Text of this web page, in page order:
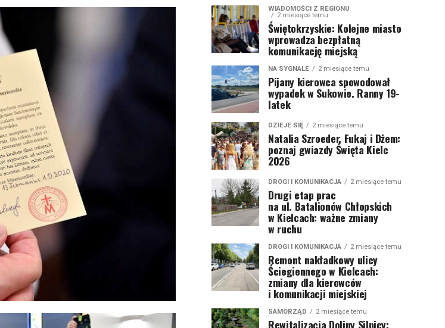
WIADOMOŚCI Z REGIONU
2 miesiące temu
Świętokrzyskie: Kolejne miasto
wprowadza bezpłatną
komunikację miejską
NA SYGNALE 2 miesiące temu
Pijany kierowca spowodował
wypadek w Sukowie. Ranny 19-
latek
DZIEJE SIĘ 2 miesiące temu
Natalia Szroeder, Fukaj i Dżem:
poznaj gwiazdy Święta Kielc
2026
DROGI I KOMUNIKACJA 2 miesiące temu
Drugi etap prac
na ul. Batalionów Chłopskich
w Kielcach: ważne zmiany
w ruchu
DROGI I KOMUNIKACJA 2 miesiące temu
Remont nakładkowy ulicy
Ściegiennego w Kielcach:
zmiany dla kierowców
i komunikacji miejskiej
SAMORZĄD 2 miesiące temu
Rewitalizacja Doliny Silnicy: